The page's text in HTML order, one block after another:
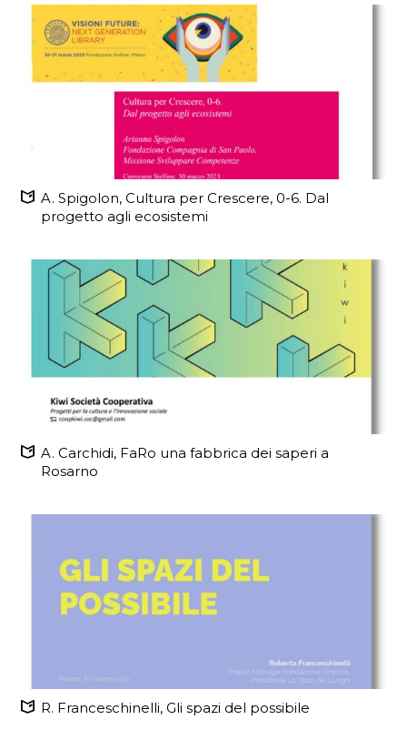
A. Spigolon, Cultura per Crescere, 0-6. Dal
progetto agli ecosistemi
A. Carchidi, FaRo una fabbrica dei saperi a
Rosarno
R. Franceschinelli, Gli spazi del possibile